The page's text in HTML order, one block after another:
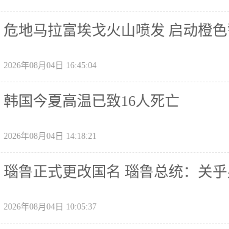
危地马拉富埃戈火山喷发 启动橙
2026年08月04日 16:45:04
韩国今夏高温已致16人死亡
2026年08月04日 14:18:21
瑙鲁正式更改国名 瑙鲁总统：关
2026年08月04日 10:05:37